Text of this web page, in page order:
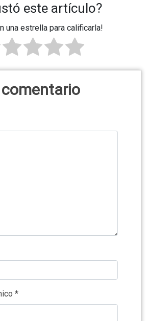
este artículo?
una estrella para calificarla!
comentario
*